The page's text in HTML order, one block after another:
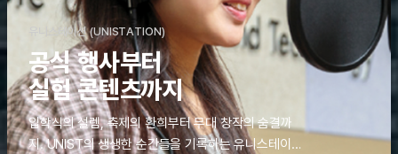
유니스테이션 (UNISTATION)
공식 행사부터
실험 콘텐츠까지
입학식의 설렘, 축제의 환희부터 무대 창작의 숨결까
지. UNIST의 생생한 순간들을 기록하는 유니스테이션